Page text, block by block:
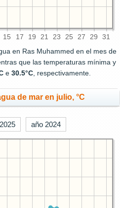
15 17 19 21 23 25 27 29 31
en Ras Muhammed en el mes de
que las temperaturas mínima y
e 30.5°C, respectivamente.
de mar en julio, °C
año 2024